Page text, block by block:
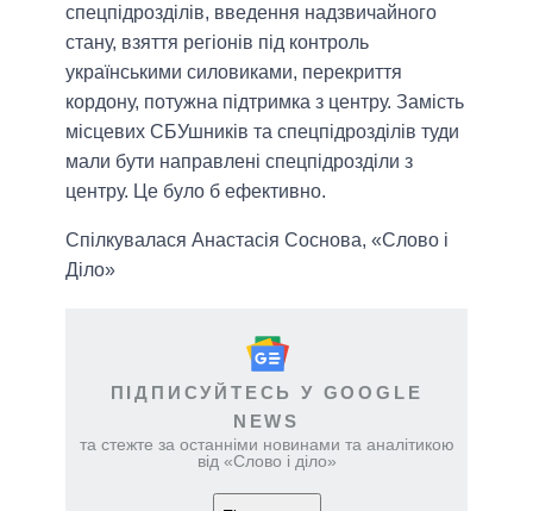
спецпідрозділів, введення надзвичайного
стану, взяття регіонів під контроль
українськими силовиками, перекриття
кордону, потужна підтримка з центру. Замість
місцевих СБУшників та спецпідрозділів туди
мали бути направлені спецпідрозділи з
центру. Це було б ефективно.
Спілкувалася Анастасія Соснова, «Слово і
Діло»
ПІДПИСУЙТЕСЬ У GOOGLE
NEWS
та стежте за останніми новинами та аналітикою
від «Слово і діло»